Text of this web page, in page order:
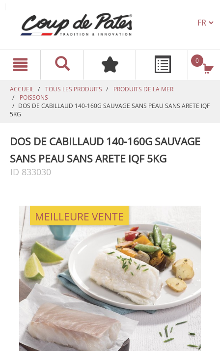
0
ACCUEIL TOUS LES PRODUITS
PRODUITS DE LA MER
POISSONS
DOS DE CABILLAUD 140-160G SAUVAGE SANS PEAU SANS ARETE IQF
5KG
DOS DE CABILLAUD 140-160G SAUVAGE
SANS PEAU SANS ARETE IQF 5KG
ID 833030
MEILLEURE VENTE